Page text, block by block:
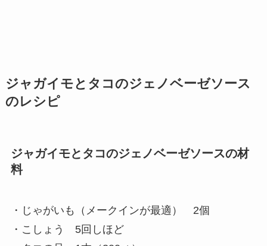
ジャガイモとタコのジェノベーゼソース
のレシピ
ジャガイモとタコのジェノベーゼソースの材
料
・じゃがいも（メークインが最適） 2個
・こしょう 5回しほど